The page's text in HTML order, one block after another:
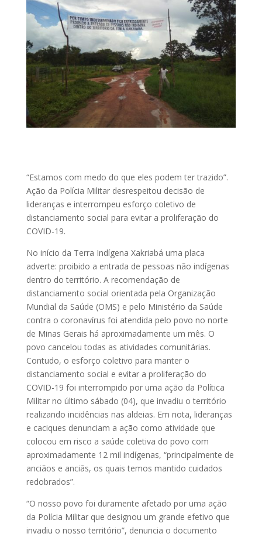
“Estamos com medo do que eles podem ter trazido”.
Ação da Polícia Militar desrespeitou decisão de
lideranças e interrompeu esforço coletivo de
distanciamento social para evitar a proliferação do
COVID-19.
No início da Terra Indígena Xakriabá uma placa
adverte: proibido a entrada de pessoas não indígenas
dentro do território. A recomendação de
distanciamento social orientada pela Organização
Mundial da Saúde (OMS) e pelo Ministério da Saúde
contra o coronavírus foi atendida pelo povo no norte
de Minas Gerais há aproximadamente um mês. O
povo cancelou todas as atividades comunitárias.
Contudo, o esforço coletivo para manter o
distanciamento social e evitar a proliferação do
COVID-19 foi interrompido por uma ação da Política
Militar no último sábado (04), que invadiu o território
realizando incidências nas aldeias. Em nota, lideranças
e caciques denunciam a ação como atividade que
colocou em risco a saúde coletiva do povo com
aproximadamente 12 mil indígenas, “principalmente de
anciãos e anciãs, os quais temos mantido cuidados
redobrados”.
“O nosso povo foi duramente afetado por uma ação
da Polícia Militar que designou um grande efetivo que
invadiu o nosso território”, denuncia o documento